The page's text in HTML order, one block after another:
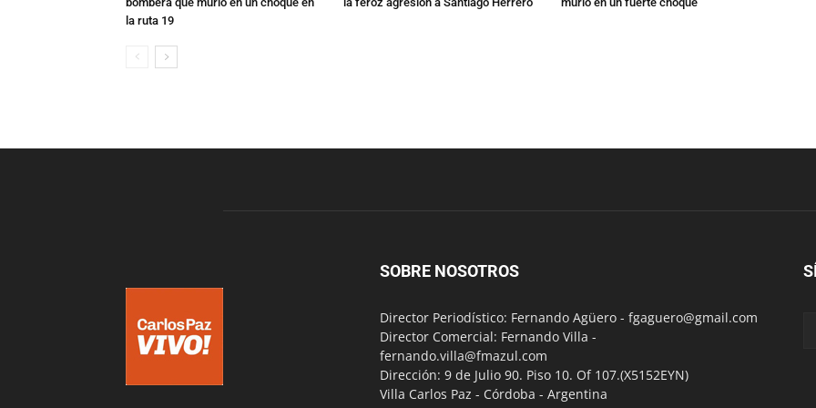
la ruta 19
SOBRE NOSOTROS
Director Periodístico: Fernando Agüero - fgaguero@gmail.com
Director Comercial: Fernando Villa -
fernando.villa@fmazul.com
Dirección: 9 de Julio 90. Piso 10. Of 107.(X5152EYN)
Villa Carlos Paz - Córdoba - Argentina